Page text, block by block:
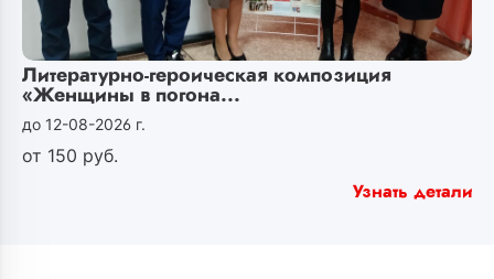
Литературно-героическая композиция
«Женщины в погона...
до 12-08-2026 г.
от 150 руб.
Узнать детали